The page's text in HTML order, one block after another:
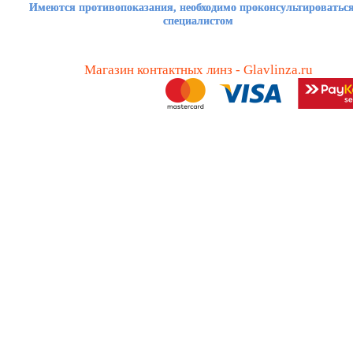
Имеются противопоказания, необходимо
специалистом
Магазин контактных линз - Glavlinza.ru